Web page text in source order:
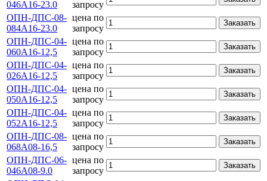
046А16-23.0
запросу
ОПН-ДПС-08-
084А16-23.0
цена по
запросу
Заказать
ОПН-ДПС-04-
060А16-12,5
цена по
запросу
Заказать
ОПН-ДПС-04-
026А16-12,5
цена по
запросу
Заказать
ОПН-ДПС-04-
050А16-12,5
цена по
запросу
Заказать
ОПН-ДПС-04-
052А16-12,5
цена по
запросу
Заказать
ОПН-ДПС-08-
068А08-16,5
цена по
запросу
Заказать
ОПН-ДПС-06-
046А08-9.0
цена по
запросу
Заказать